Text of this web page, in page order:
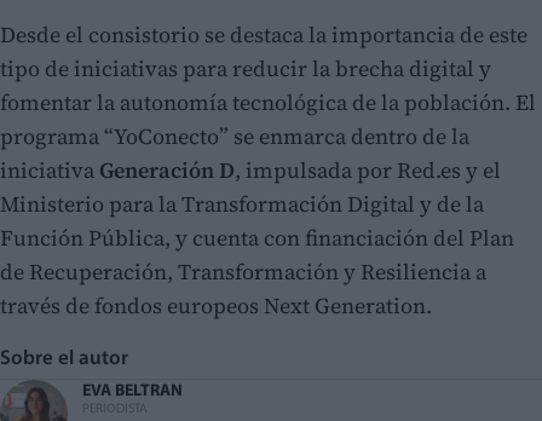
Desde el consistorio se destaca la importancia de este
tipo de iniciativas para reducir la brecha digital y
fomentar la autonomía tecnológica de la población. El
programa “YoConecto” se enmarca dentro de la
iniciativa Generación D, impulsada por Red.es y el
Ministerio para la Transformación Digital y de la
Función Pública, y cuenta con financiación del Plan
de Recuperación, Transformación y Resiliencia a
través de fondos europeos Next Generation.
Sobre el autor
EVA BELTRAN
PERIODISTA